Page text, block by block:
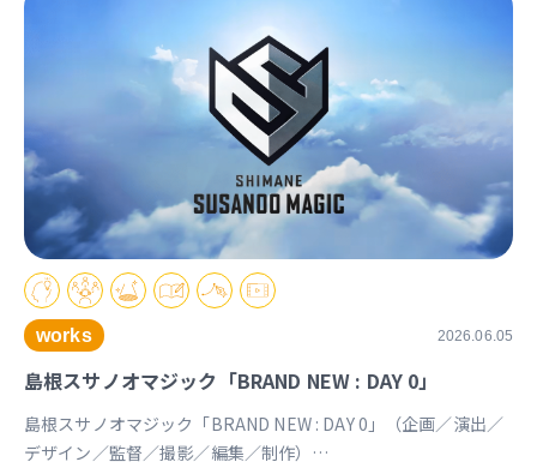
works 2026.06.05
島根スサノオマジック「BRAND NEW : DAY 0」
島根スサノオマジック「BRAND NEW : DAY 0」（企画／演出／
デザイン／監督／撮影／編集／制作）